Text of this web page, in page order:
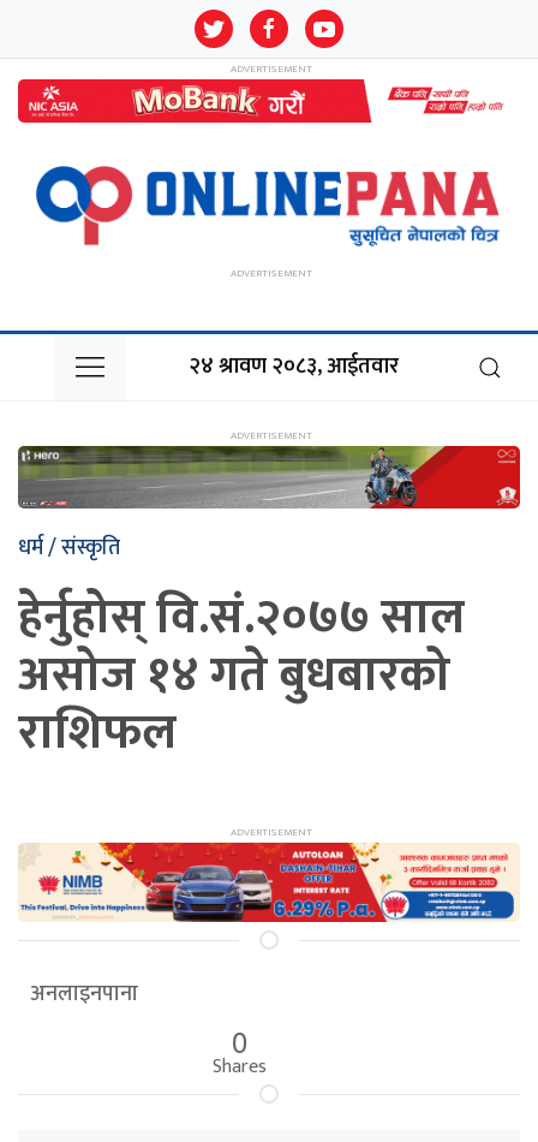
२४ श्रावण २०८३, आईतवार
धर्म / संस्कृति
हेर्नुहोस् वि.सं.२०७७ साल
असोज १४ गते बुधबारको
राशिफल
अनलाइनपाना
0
Shares